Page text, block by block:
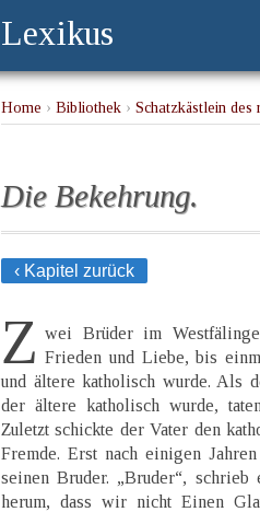
Lexikus
Home › Bibliothek › Schatzkästlein des
Die Bekehrung.
‹ Kapitel zurück
Z wei Brüder im
Frieden und Liebe, bis
und ältere katholisch wurde. Als
der ältere katholisch wurde,
Zuletzt schickte der Vater den
Fremde. Erst nach einigen
seinen Bruder. „Bruder“,
herum, dass wir nicht Einen